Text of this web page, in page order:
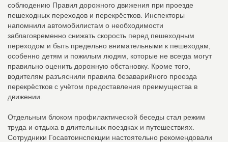
соблюдению Правил дорожного движения при проезде
пешеходных переходов и перекрёстков. Инспекторы
напомнили автомобилистам о необходимости
заблаговременно снижать скорость перед пешеходным
переходом и быть предельно внимательными к пешеходам,
особенно детям и пожилым людям, которые не всегда могут
правильно оценить дорожную обстановку. Кроме того,
водителям разъяснили правила безаварийного проезда
перекрёстков с учётом предоставления преимущества в
движении.
Отдельным блоком профилактической беседы стал режим
труда и отдыха в длительных поездках и путешествиях.
Сотрудники Госавтоинспекции настоятельно рекомендовали